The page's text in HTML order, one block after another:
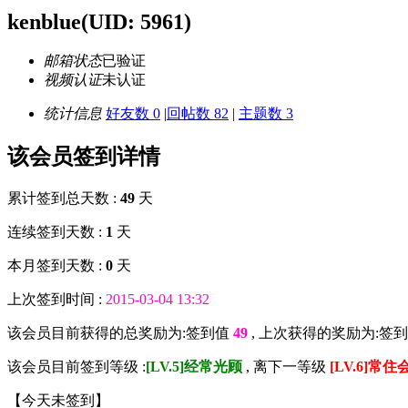
kenblue(UID: 5961)
邮箱状态已验证
视频认证未认证
统计信息 好友数 0 |回帖数 82 | 主题数 3
该会员签到详情
累计签到总天数 : 49 天
连续签到天数 : 1 天
本月签到天数 : 0 天
上次签到时间 : 2015-03-04 13:32
该会员目前获得的总奖励为:签到值 49 , 上次获得的奖励为:签
该会员目前签到等级 :[LV.5]经常光顾 , 离下一等级 [LV.6]常住
【今天未签到 】